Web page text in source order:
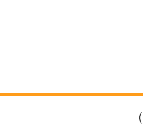
（